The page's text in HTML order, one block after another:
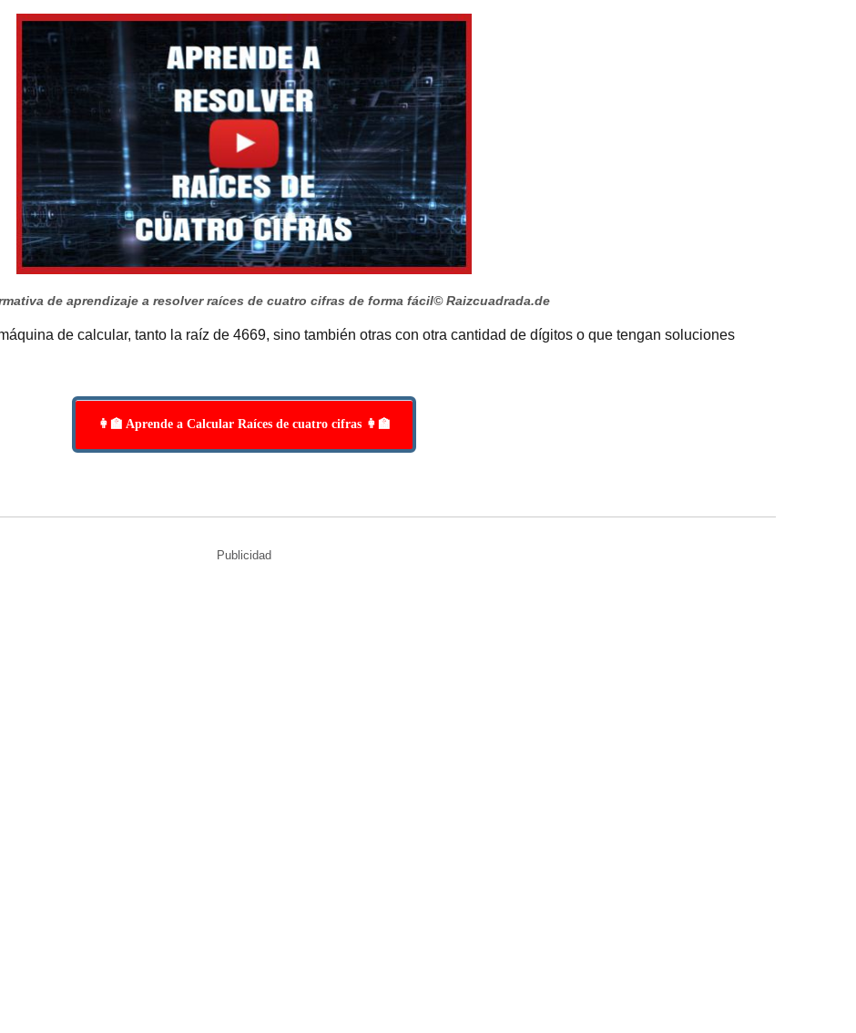
de aprendizaje a resolver raíces de cuatro cifras de forma fácil© Raizcuadrada.de
de calcular, tanto la raíz de 4669, sino también otras con otra cantidad de dígitos o que tengan soluciones
👩‍🏫 Aprende a Calcular Raíces de cuatro cifras 👩‍🏫
Publicidad